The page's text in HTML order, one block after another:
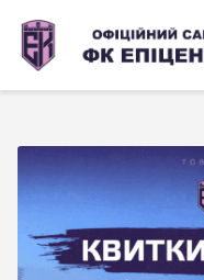
Головна
Новини
Команда